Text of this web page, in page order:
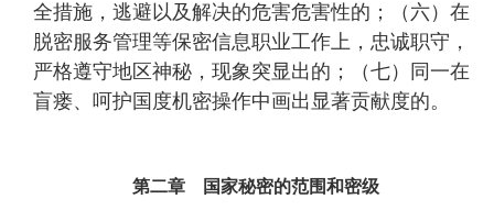
全措施，逃避以及解决的危害危害性的；（六）在
脱密服务管理等保密信息职业工作上，忠诚职守，
严格遵守地区神秘，现象突显出的；（七）同一在
盲瘘、呵护国度机密操作中画出显著贡献度的。
第二章 国家秘密的范围和密级